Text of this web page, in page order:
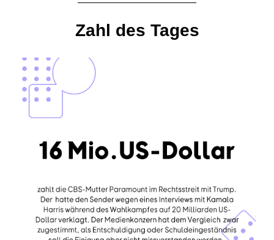
Zahl des Tages